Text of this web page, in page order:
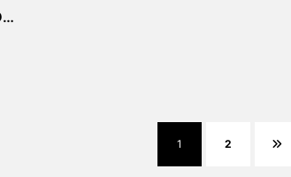
Concreto Sand Elena Deens Ovaal
1 2